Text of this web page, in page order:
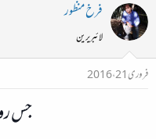
فرخ منظور
لائبریرین
فروری 21، 2016
جس